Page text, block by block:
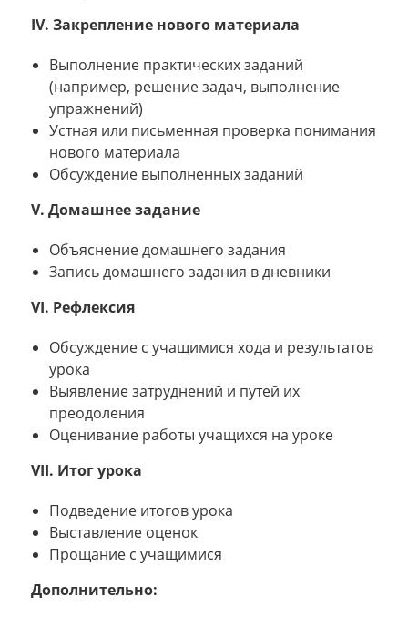
IV. Закрепление нового материала
Выполнение практических заданий
(например, решение задач, выполнение
упражнений)
Устная или письменная проверка понимания
нового материала
Обсуждение выполненных заданий
V. Домашнее задание
Объяснение домашнего задания
Запись домашнего задания в дневники
VI. Рефлексия
Обсуждение с учащимися хода и результатов
урока
Выявление затруднений и путей их
преодоления
Оценивание работы учащихся на уроке
VII. Итог урока
Подведение итогов урока
Выставление оценок
Прощание с учащимися
Дополнительно: